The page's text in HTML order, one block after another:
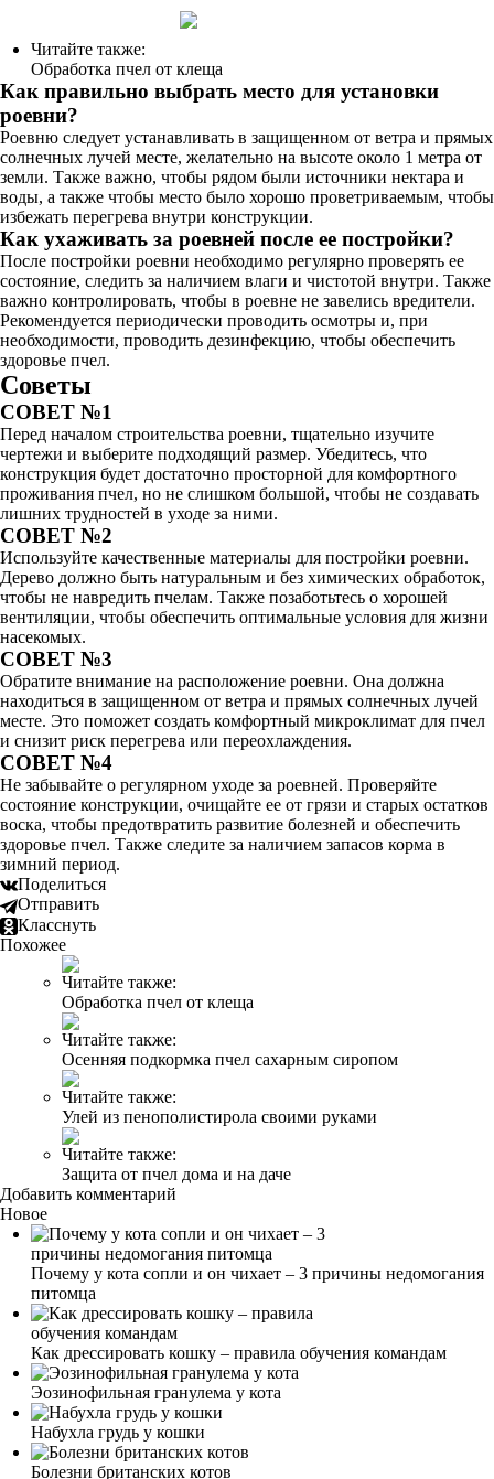
Читайте также:
Обработка пчел от клеща
Как правильно выбрать место для установки
роевни?
Роевню следует устанавливать в защищенном от ветра и прямых
солнечных лучей месте, желательно на высоте около 1 метра от
земли. Также важно, чтобы рядом были источники нектара и
воды, а также чтобы место было хорошо проветриваемым, чтобы
избежать перегрева внутри конструкции.
Как ухаживать за роевней после ее постройки?
После постройки роевни необходимо регулярно проверять ее
состояние, следить за наличием влаги и чистотой внутри. Также
важно контролировать, чтобы в роевне не завелись вредители.
Рекомендуется периодически проводить осмотры и, при
необходимости, проводить дезинфекцию, чтобы обеспечить
здоровье пчел.
Советы
СОВЕТ №1
Перед началом строительства роевни, тщательно изучите
чертежи и выберите подходящий размер. Убедитесь, что
конструкция будет достаточно просторной для комфортного
проживания пчел, но не слишком большой, чтобы не создавать
лишних трудностей в уходе за ними.
СОВЕТ №2
Используйте качественные материалы для постройки роевни.
Дерево должно быть натуральным и без химических обработок,
чтобы не навредить пчелам. Также позаботьтесь о хорошей
вентиляции, чтобы обеспечить оптимальные условия для жизни
насекомых.
СОВЕТ №3
Обратите внимание на расположение роевни. Она должна
находиться в защищенном от ветра и прямых солнечных лучей
месте. Это поможет создать комфортный микроклимат для пчел
и снизит риск перегрева или переохлаждения.
СОВЕТ №4
Не забывайте о регулярном уходе за роевней. Проверяйте
состояние конструкции, очищайте ее от грязи и старых остатков
воска, чтобы предотвратить развитие болезней и обеспечить
здоровье пчел. Также следите за наличием запасов корма в
зимний период.
Поделиться
Отправить
Класснуть
Похожее
Читайте также:
Обработка пчел от клеща
Читайте также:
Осенняя подкормка пчел сахарным сиропом
Читайте также:
Улей из пенополистирола своими руками
Читайте также:
Защита от пчел дома и на даче
Добавить комментарий
Новое
Почему у кота сопли и он чихает – 3 причины недомогания
питомца
Как дрессировать кошку – правила обучения командам
Эозинофильная гранулема у кота
Набухла грудь у кошки
Болезни британских котов